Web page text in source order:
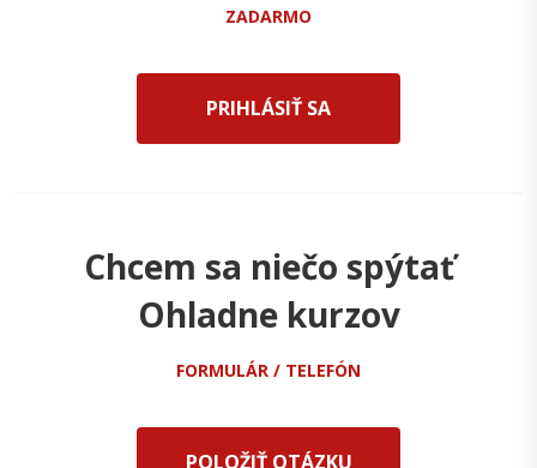
ZADARMO
PRIHLÁSIŤ SA
Chcem sa niečo spýtať
Ohladne kurzov
FORMULÁR / TELEFÓN
POLOŽIŤ OTÁZKU